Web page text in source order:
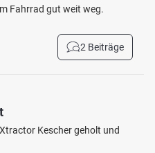
Fahrrad gut weit weg.
2 Beiträge
Kescher geholt und